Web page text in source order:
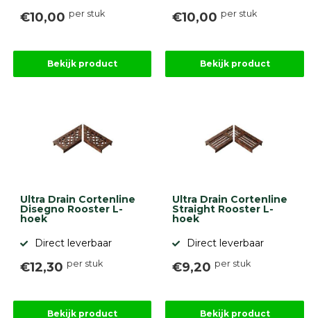
€10,00 per stuk
Bekijk product
€10,00 per stuk
Bekijk product
Ultra Drain Cortenline
Disegno Rooster L-
hoek
Direct leverbaar
€12,30 per stuk
Bekijk product
Ultra Drain Cortenline
Straight Rooster L-
hoek
Direct leverbaar
€9,20 per stuk
Bekijk product